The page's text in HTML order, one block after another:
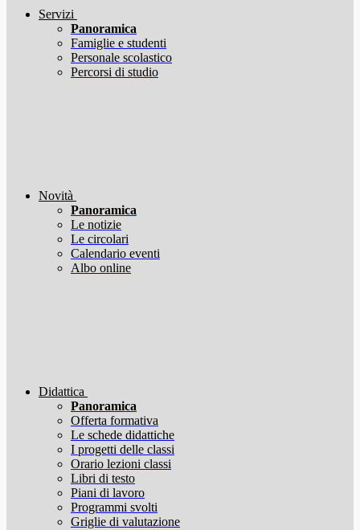
Servizi
Panoramica
Famiglie e studenti
Personale scolastico
Percorsi di studio
Novità
Panoramica
Le notizie
Le circolari
Calendario eventi
Albo online
Didattica
Panoramica
Offerta formativa
Le schede didattiche
I progetti delle classi
Orario lezioni classi
Libri di testo
Piani di lavoro
Programmi svolti
Griglie di valutazione